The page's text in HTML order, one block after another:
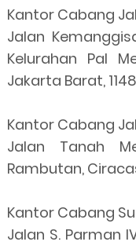
Kantor Cabang
Jalan
Kelurahan Pal
Jakarta Barat,
Kantor Cabang
Jalan Tanah
Rambutan,
Kantor Cabang
Jalan S. Parman